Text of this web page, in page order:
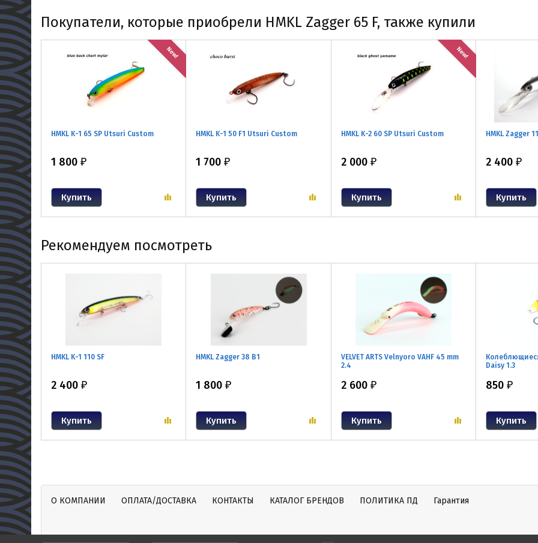
Покупатели, которые приобрели HMKL Zagger 65 F, также купили
New!
HMKL K-1 65 SP Utsuri Custom
1 800 ₽
HMKL K-1 50 F1 Utsuri Custom
1 700₽
New!
HMKL K-2 60 SP Utsuri Custom
2 000 ₽
HMKL Zagger
2 400₽
Рекомендуем посмотреть
HMKL K-1 110 SF
2 400 ₽
HMKL Zagger 38 B1
1 800₽
VELVET ARTS Velnyoro VAHF 45 mm
2.4
2 600 ₽
Daisy 1.3
850₽
О КОМПАНИИ ОПЛАТА/ДОСТАВКА КОНТАКТЫ КАТАЛОГ БРЕНДОВ ПОЛИТИКА ПД Гарантия